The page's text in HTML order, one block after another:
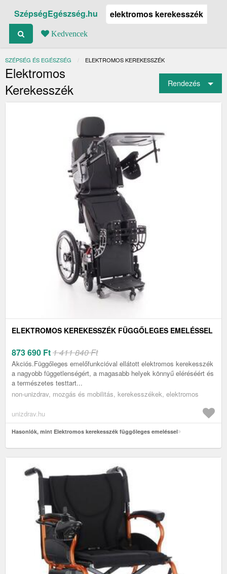
SzépségEgészség.hu
Kedvencek
SZÉPSÉG ÉS EGÉSZSÉG JELENLEGI:
ELEKTROMOS KEREKESSZÉK
Elektromos
Kerekesszék
Rendezés
ELEKTROMOS KEREKESSZÉK FÜGGŐLEGES EMELÉSSEL
873 690 Ft1 411 840 Ft
Akciós.Függőleges emelőfunkcióval ellátott elektromos kerekesszék
a nagyobb függetlenségért, a magasabb helyek könnyű eléréséért és
a természetes testtart...
non-unizdrav, mozgás és mobilitás, kerekesszékek, elektromos
unizdrav.hu
Hasonlók, mint Elektromos kerekesszék függőleges emeléssel